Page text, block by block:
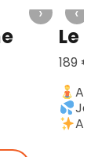
› ‹
Le
189 €